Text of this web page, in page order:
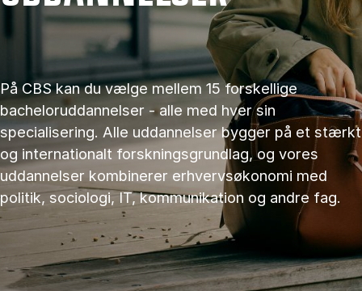
På CBS kan du vælge mellem 15 forskellige
bacheloruddannelser - alle med hver sin
specialisering. Alle uddannelser bygger på et stærkt
og internationalt forskningsgrundlag, og vores
uddannelser kombinerer erhvervsøkonomi med
politik, sociologi, IT, kommunikation og andre fag.